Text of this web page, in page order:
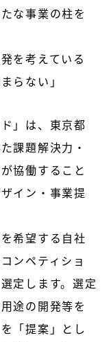
な事業の柱を
を考えている
らない」
」は、東京都
課題解決力・
協働すること
イン・事業提
希望する自社
ンペティショ
定します。選定
途の開発等を
「提案」とし